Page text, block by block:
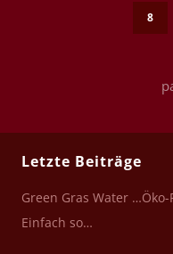
8
Letzte Beiträge
Green Gras Water
Einfach so…